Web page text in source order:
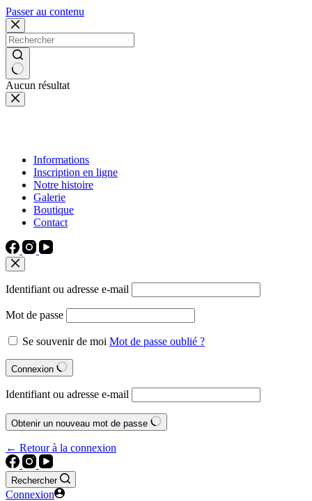
Passer au contenu
Aucun résultat
Informations
Inscription en ligne
Notre histoire
Galerie
Boutique
Contact
Identifiant ou adresse e-mail
Mot de passe
Se souvenir de moi Mot de passe oublié ?
Connexion
Identifiant ou adresse e-mail
Obtenir un nouveau mot de passe
← Retour à la connexion
Rechercher
Connexion